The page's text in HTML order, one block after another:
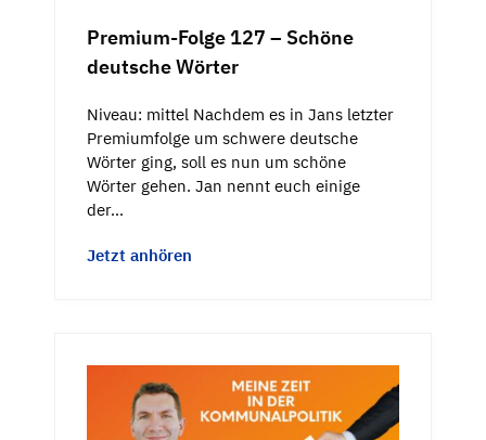
Premium-Folge 127 – Schöne
deutsche Wörter
Niveau: mittel Nachdem es in Jans letzter
Premiumfolge um schwere deutsche
Wörter ging, soll es nun um schöne
Wörter gehen. Jan nennt euch einige
der…
Jetzt anhören